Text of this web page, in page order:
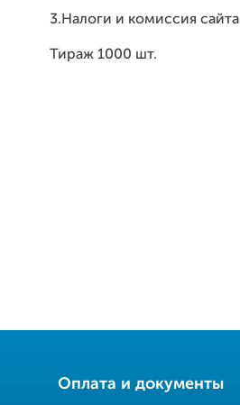
3.Налоги и комиссия сайта
Тираж 1000 шт.
Оплата и документы